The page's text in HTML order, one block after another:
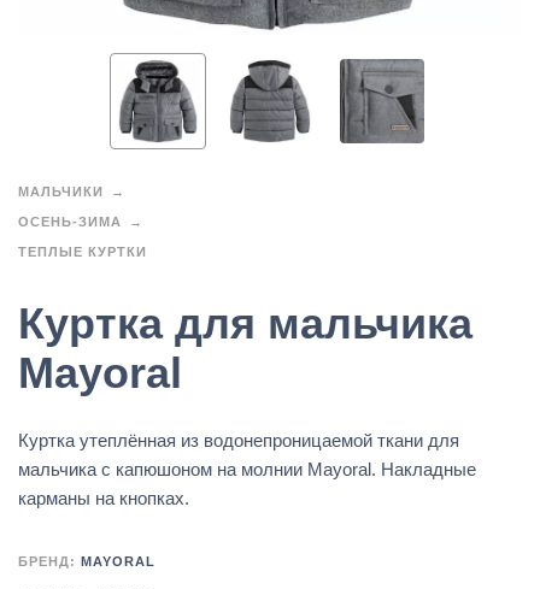
МАЛЬЧИКИ
ОСЕНЬ-ЗИМА
ТЕПЛЫЕ КУРТКИ
Куртка для мальчика
Mayoral
Куртка утеплённая из водонепроницаемой ткани для
мальчика с капюшоном на молнии Mayoral. Накладные
карманы на кнопках.
БРЕНД: MAYORAL